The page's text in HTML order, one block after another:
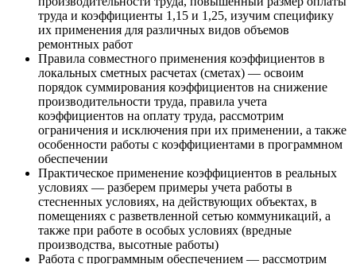
труда и коэффициенты 1,15 и 1,25, изучим специфику
их применения для различных видов объемов
ремонтных работ
Правила совместного применения коэффициентов в
локальных сметных расчетах (сметах) — освоим
порядок суммирования коэффициентов на снижение
производительности труда, правила учета
коэффициентов на оплату труда, рассмотрим
ограничения и исключения при их применении, а также
особенности работы с коэффициентами в программном
обеспечении
Практическое применение коэффициентов в реальных
условиях — разберем примеры учета работы в
стесненных условиях, на действующих объектах, в
помещениях с разветвленной сетью коммуникаций, а
также при работе в особых условиях (вредные
производства, высотные работы)
Работа с программным обеспечением — рассмотрим